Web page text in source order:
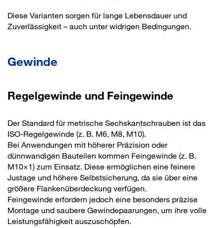
Diese Varianten sorgen für lange Lebensdauer und
Zuverlässigkeit – auch unter widrigen Bedingungen.
Gewinde
Regelgewinde und Feingewinde
Der Standard für metrische Sechskantschrauben ist das
ISO-Regelgewinde (z. B. M6, M8, M10).
Bei Anwendungen mit höherer Präzision oder
dünnwandigen Bauteilen kommen Feingewinde (z. B.
M10×1) zum Einsatz. Diese ermöglichen eine feinere
Justage und höhere Selbstsicherung, da sie über eine
größere Flankenüberdeckung verfügen.
Feingewinde erfordern jedoch eine besonders präzise
Montage und saubere Gewindepaarungen, um ihre volle
Leistungsfähigkeit auszuschöpfen.